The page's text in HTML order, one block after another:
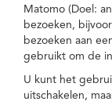
Matomo (Doel:
bezoeken,
bezoeken aan
gebruikt om de
U kunt het
uitschakelen,